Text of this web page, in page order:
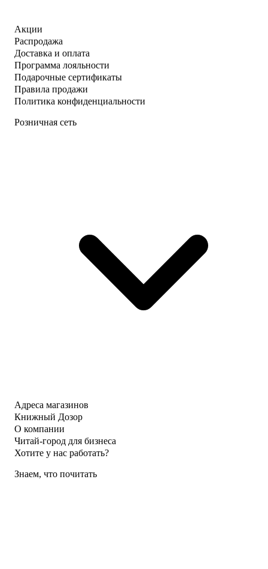
Акции
Распродажа
Доставка и оплата
Программа лояльности
Подарочные сертификаты
Правила продажи
Политика конфиденциальности
Розничная сеть
Адреса магазинов
Книжный Дозор
О компании
Читай-город для бизнеса
Хотите у нас работать?
Знаем, что почитать